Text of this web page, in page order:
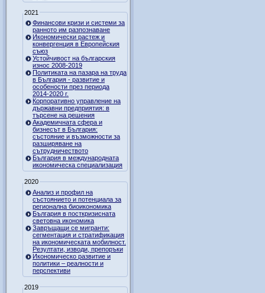
2021
Финансови кризи и системи за
ранното им разпознаване
Икономически растеж и
конвергенция в Европейския
съюз
Устойчивост на българския
износ 2008-2019
Политиката на пазара на труда
в България - развитие и
особености през периода
2014-2020 г.
Корпоративно управление на
държавни предприятия: в
търсене на решения
Академичната сфера и
бизнесът в България:
състояние и възможности за
разширяване на
сътрудничеството
България в международната
икономическа специализация
2020
Анализ и профил на
състоянието и потенциала за
регионална биоикономика
България в посткризисната
световна икономика
Завръщащи се мигранти:
сегментация и стратификация
на икономическата мобилност.
Резултати, изводи, препоръки
Икономическо развитие и
политики – реалности и
перспективи
2019